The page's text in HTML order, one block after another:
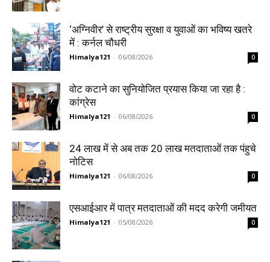
‘अग्निवीर’ से राष्ट्रीय सुरक्षा व युवाओं का भविष्य खतरे
में : कर्नल चौधरी
Himalya121 - 06/08/2026 0
वोट कटाने का सुनियोजित प्रयास किया जा रहा है :
कांग्रेस
Himalya121 - 06/08/2026 0
24 लाख में से अब तक 20 लाख मतदाताओं तक पंहुचे
नोटिस
Himalya121 - 06/08/2026 0
एसआईआर में पात्र मतदाताओं की मदद करेगी जमीयत
Himalya121 - 05/08/2026 0